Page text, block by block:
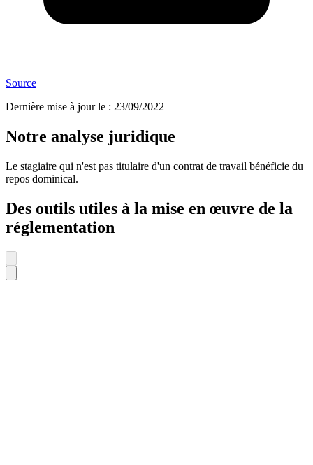
Source
Dernière mise à jour le : 23/09/2022
Notre analyse juridique
Le stagiaire qui n'est pas titulaire d'un contrat de travail bénéficie du
repos dominical.
Des outils utiles à la mise en œuvre de la
réglementation